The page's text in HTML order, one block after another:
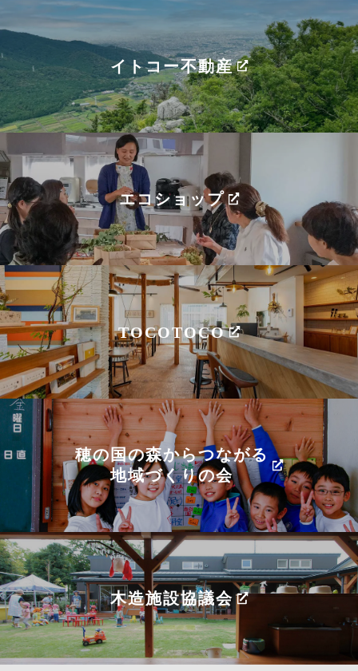
イトコー不動産
エコショップ
TOCOTOCO
穂の国の森からつながる
地域づくりの会
木造施設協議会